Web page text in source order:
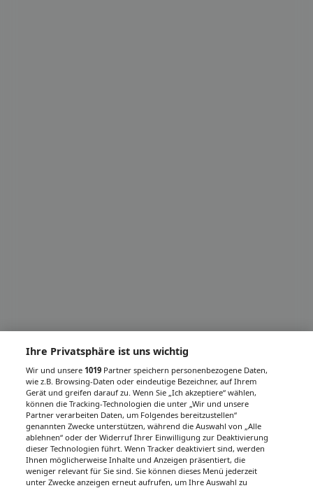
Ihre Privatsphäre ist uns wichtig
Wir und unsere1019 Partner speichern personenbezogene Daten,
wie z.B. Browsing-Daten oder eindeutige Bezeichner, auf Ihrem
Gerät und greifen darauf zu. Wenn Sie „Ich akzeptiere“ wählen,
können die Tracking-Technologien die unter „Wir und unsere
Partner verarbeiten Daten, um Folgendes bereitzustellen“
genannten Zwecke unterstützen, während die Auswahl von „Alle
ablehnen“ oder der Widerruf Ihrer Einwilligung zur Deaktivierung
dieser Technologien führt. Wenn Tracker deaktiviert sind, werden
Ihnen möglicherweise Inhalte und Anzeigen präsentiert, die
weniger relevant für Sie sind. Sie können dieses Menü jederzeit
unter Zwecke anzeigen erneut aufrufen, um Ihre Auswahl zu